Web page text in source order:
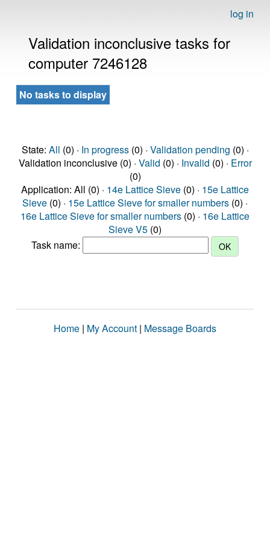
log in
Validation inconclusive tasks for
computer 7246128
No tasks to display
State: All (0) · In progress(0) · Validation pending (0) ·
Validation inconclusive (0) · Valid (0) · Invalid (0) · Error
(0)
Application: All (0) · 14e Lattice Sieve (0) · 15e Lattice
Sieve (0) · 15e Lattice Sieve for smaller numbers (0) ·
16e Lattice Sieve for smaller numbers (0) · 16e Lattice
Sieve V5 (0)
Task name:
Home | My Account | Message Boards